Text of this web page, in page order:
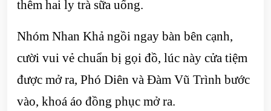
thêm hai ly trà sữa uống.
Nhóm Nhan Khả ngồi ngay bàn bên cạnh,
cười vui vẻ chuẩn bị gọi đồ, lúc này cửa tiệm
được mở ra, Phó Diên và Đàm Vũ Trình bước
vào, khoá áo đồng phục mở ra.